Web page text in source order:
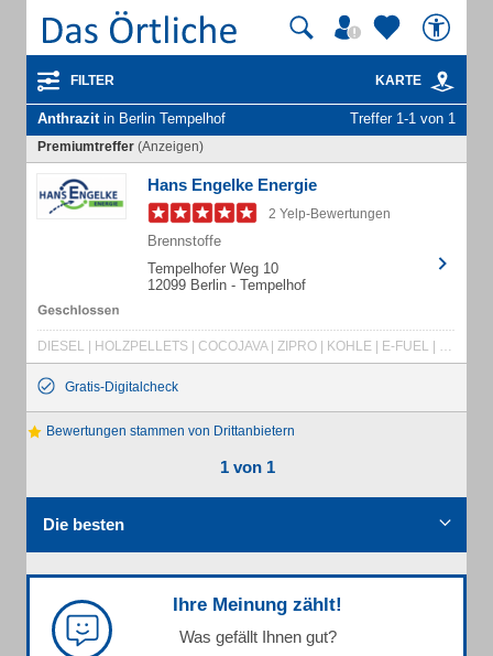
FILTER KARTE
Anthrazitin Berlin Tempelhof Treffer 1-1 von 1
Premiumtreffer (Anzeigen)
Hans Engelke Energie
2 Yelp-Bewertungen
Brennstoffe
Tempelhofer Weg 10
12099 Berlin - Tempelhof
DIESEL | HOLZPELLETS | COCOJAVA | ZIPRO | KOHLE | E-FUEL | HOLZ | PETROLEUM | QUALITÄTSSICHERUNG | AD BLUE | ANMACHHOLZ | ANTHRAZIT | ANZÜNDER | BIRKE | BRAUNKOHLE | BRENNHOLZ | BRIKETTS | BUCHE | BÜNDELBRIKETTS | DIN PLUS | ERDGAS | FEUERHOLZ | GAS | GRILLBRIKETTS | GRILLKOHLE | GÜTESICHERUNG | HALBSTEINE | HALPASOL | HARTHOLZ | HEIZÖL | HOLZBRIKETTS | JUTESACK | KAMINHOLZ | KOHLENHANDLUNG | LKW TANKSTELLE | MINERALÖL | NOTDIENST | OFENHOLZ | PELLETS | PM KÄLTEFLOW | DKV | ENPLUS A1 | HEL | SUPER | TND
Gratis-Digitalcheck
Bewertungen stammen von Drittanbietern
1 von 1
Die besten
Ihre Meinung zählt!
Was gefällt Ihnen gut?